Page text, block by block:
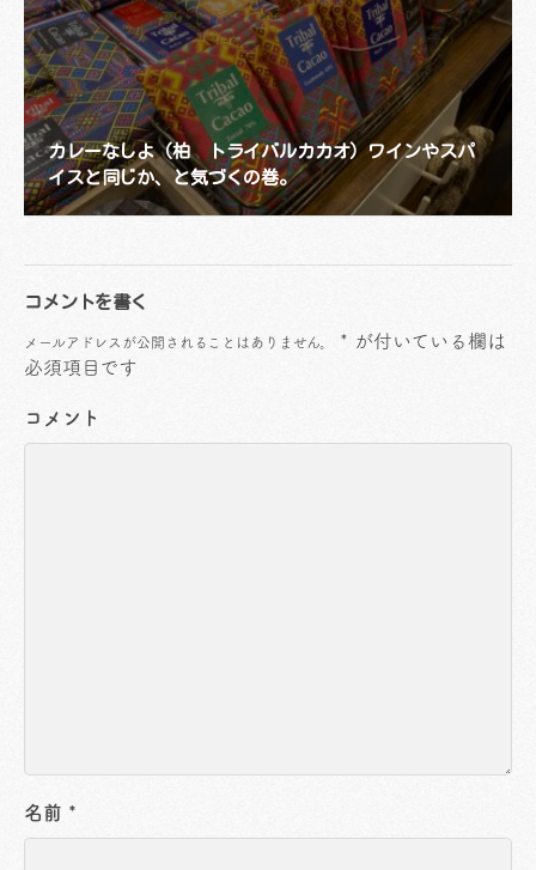
カレーなしよ（柏 トライバルカカオ）ワインやスパ
イスと同じか、と気づくの巻。
コメントを書く
メールアドレスが公開されることはありません。 * が付いている欄は
必須項目です
コメント
名前 *